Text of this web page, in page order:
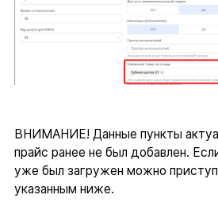
ВНИМАНИЕ! Данные пункты
прайс ранее не был добавлен.
уже был загружен можно
указанным ниже.